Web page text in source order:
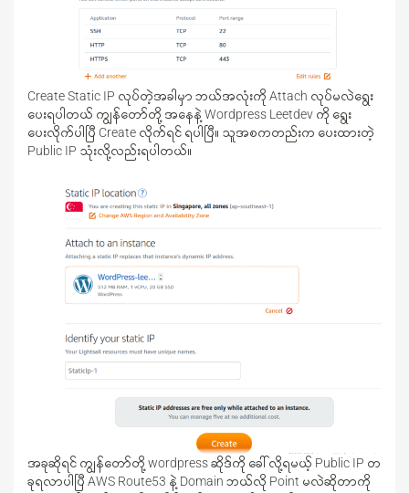
Create Static IP လုပ်တဲ့အခါမှာ ဘယ်အလုံးကို Attach လုပ်မလဲရွေး
ပေးရပါတယ် ကျွန်တော်တို့ အနေနဲ့ Wordpress Leetdev ကို ရွေး
ပေးလိုက်ပါပြီ Create လိုက်ရင် ရပါပြီ။ သူအစကတည်းက ပေးထားတဲ့
Public IP သုံးလို့လည်းရပါတယ်။
အခုဆိုရင် ကျွန်တော်တို့ wordpress ဆိုဒ်ကို ခေါ်လို့ရမယ့် Public IP တ
ခုရလာပါပြီ AWS Route53 နဲ့ Domain ဘယ်လို Point မလဲဆိုတာကို